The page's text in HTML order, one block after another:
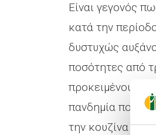
Είναι γεγονός
κατά την
δυστυχώς
ποσότητες από
προκειμένου να
πανδημία που
την κουζίνα